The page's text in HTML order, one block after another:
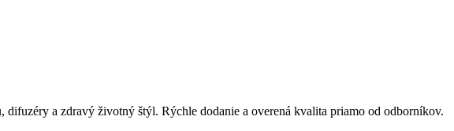
a zdravý životný štýl. Rýchle dodanie a overená kvalita priamo od odborníkov.